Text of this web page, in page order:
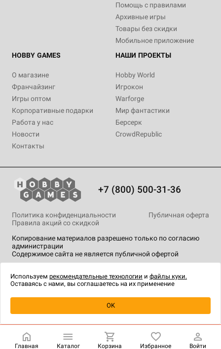
Уведомить о наличии
Помощь с правилами
Архивные игры
Товары без скидки
Мобильное приложение
HOBBY GAMES
О магазине
Франчайзинг
Игры оптом
Корпоративные подарки
Работа у нас
Новости
Контакты
НАШИ ПРОЕКТЫ
Hobby World
Игрокон
Warforge
Мир фантастики
Берсерк
CrowdRepublic
+7 (800) 500-31-36
Копирование материалов разрешено только по согласию
администрации
Содержимое сайта не является публичной офертой
Политика конфиденциальности
Публичная оферта
Правила акций со скидкой
технологии.
Главная Каталог Корзина Избранное Войти
Используем рекомендательные технологии и файлы куки.
Оставаясь с нами, вы соглашаетесь на их применение
OK